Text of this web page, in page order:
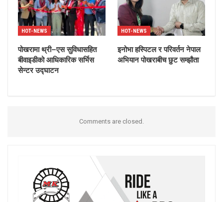
HOT-NEWS
पोखरामा थ्री–एस सुविधासहित
बीवाइडीको आधिकारिक सर्भिस
सेन्टर उद्घाटन
HOT-NEWS
इनोभा हस्पिटल र परिवर्तन नेपाल
अभियान पोखराबीच छुट सम्झौता
Comments are closed.